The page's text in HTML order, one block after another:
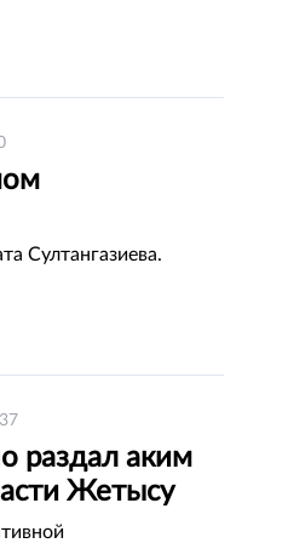
Султангазиева.
раздал аким
Жетысу